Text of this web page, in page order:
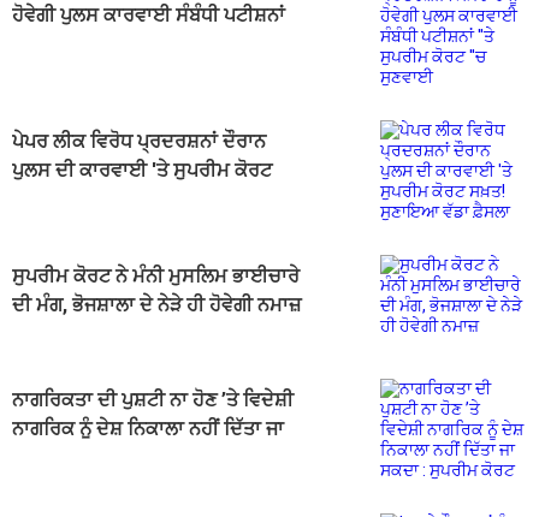
ਹੋਵੇਗੀ ਪੁਲਸ ਕਾਰਵਾਈ ਸੰਬੰਧੀ ਪਟੀਸ਼ਨਾਂ
ਪੇਪਰ ਲੀਕ ਵਿਰੋਧ ਪ੍ਰਦਰਸ਼ਨਾਂ ਦੌਰਾਨ
ਪੁਲਸ ਦੀ ਕਾਰਵਾਈ 'ਤੇ ਸੁਪਰੀਮ ਕੋਰਟ
ਸੁਪਰੀਮ ਕੋਰਟ ਨੇ ਮੰਨੀ ਮੁਸਲਿਮ ਭਾਈਚਾਰੇ
ਦੀ ਮੰਗ, ਭੋਜਸ਼ਾਲਾ ਦੇ ਨੇੜੇ ਹੀ ਹੋਵੇਗੀ ਨਮਾਜ਼
ਨਾਗਰਿਕਤਾ ਦੀ ਪੁਸ਼ਟੀ ਨਾ ਹੋਣ ’ਤੇ ਵਿਦੇਸ਼ੀ
ਨਾਗਰਿਕ ਨੂੰ ਦੇਸ਼ ਨਿਕਾਲਾ ਨਹੀਂ ਦਿੱਤਾ ਜਾ